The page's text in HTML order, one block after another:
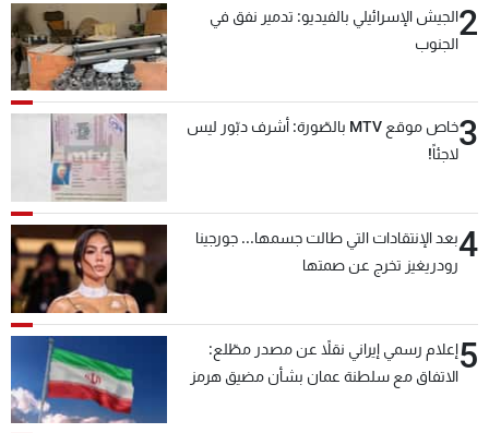
2الجيش الإسرائيلي بالفيديو: تدمير نفق في
الجنوب
3
خاص موقع MTV بالصّورة: أشرف دبّور ليس
لاجئاً!
4بعد الإنتقادات التي طالت جسمها... جورجينا
رودريغيز تخرج عن صمتها
5إعلام رسمي إيراني نقلاً عن مصدر مطّلع:
الاتفاق مع سلطنة عمان بشأن مضيق هرمز